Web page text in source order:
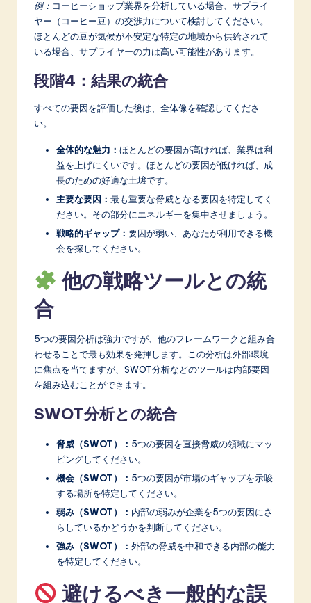
例： コーヒーショップ業界を分析している場合、サプライ
ヤー（コーヒー豆）の交渉力について検討してください。
ほとんどの豆が気候が不安定な特定の地域から供給されて
いる場合、サプライヤーの力は高い可能性があります。
段階4：結果の統合
すべての要因を評価した後は、全体像を確認してくださ
い。
全体的な魅力： ほとんどの要因が高ければ、業界は利
益を上げにくいです。ほとんどの要因が低ければ、成
長のための好適な土壌です。
主要な要因： 最も重要な脅威となる要因を特定してく
ださい。その部分にエネルギーを集中させましょう。
戦略的ギャップ： 要因が弱い、あなたが利用できる機
会を探してください。
他の戦略ツールとの統
合
5つの要因分析は強力ですが、他のフレームワークと組み合
わせることで最も効果を発揮します。この分析は外部環境
に焦点を当てますが、SWOT分析などのツールは内部要因
を組み込むことができます。
SWOT分析との統合
脅威（SWOT）： 5つの要因を直接脅威の領域にマッ
ピングしてください。
機会（SWOT）： 5つの要因が市場のギャップを示唆
する場所を特定してください。
弱み（SWOT）： 内部の弱みが企業を5つの要因にさ
らしているかどうかを判断してください。
強み（SWOT）： 外部の脅威を中和できる内部の能力
を特定してください。
避けるべき一般的な誤